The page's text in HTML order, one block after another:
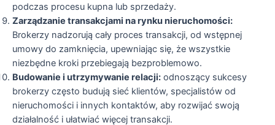
podczas procesu kupna lub sprzedaży.
Zarządzanie transakcjami na rynku nieruchomości:
Brokerzy nadzorują cały proces transakcji, od wstępnej
umowy do zamknięcia, upewniając się, że wszystkie
niezbędne kroki przebiegają bezproblemowo.
Budowanie i utrzymywanie relacji: odnoszący sukcesy
brokerzy często budują sieć klientów, specjalistów od
nieruchomości i innych kontaktów, aby rozwijać swoją
działalność i ułatwiać więcej transakcji.